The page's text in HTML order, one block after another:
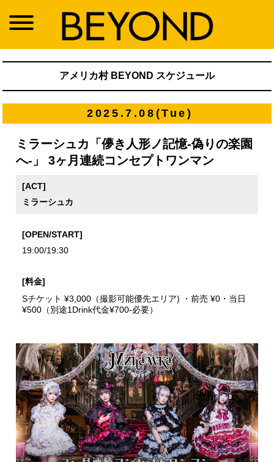
アメリカ村 BEYOND スケジュール
2025.7.08(Tue)
ミラーシュカ「儚き人形ノ記憶-偽りの楽園
へ-」 3ヶ月連続コンセプトワンマン
[ACT]
ミラーシュカ
[OPEN/START]
19:00/19:30
[料金]
Sチケット ¥3,000（撮影可能優先エリア) ・前売 ¥0・当日
¥500（別途1Drink代金¥700-必要）